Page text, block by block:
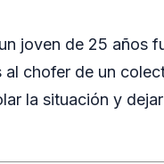
joven de 25 años
chofer de un
la situación y